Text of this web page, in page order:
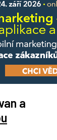
a